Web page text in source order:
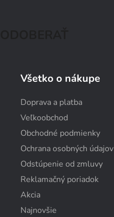
Všetko o nákupe
Doprava a platba
Veľkoobchod
Obchodné podmienky
Ochrana osobných údajov
Odstúpenie od zmluvy
Reklamačný poriadok
Akcia
Najnovšie